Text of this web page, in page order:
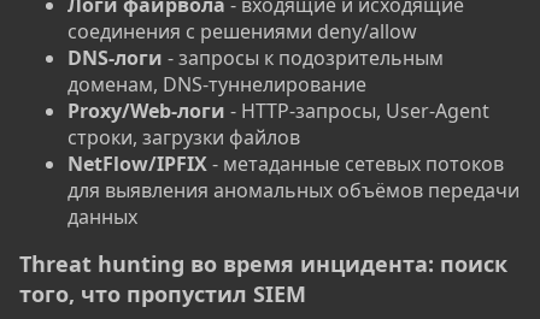
соединения с решениями deny/allow
DNS-логи - запросы к подозрительным
доменам, DNS-туннелирование
Proxy/Web-логи - HTTP-запросы, User-Agent
строки, загрузки файлов
NetFlow/IPFIX- метаданные сетевых потоков
для выявления аномальных объёмов передачи
данных
Threat hunting во время инцидента: поиск
того, что пропустил SIEM​